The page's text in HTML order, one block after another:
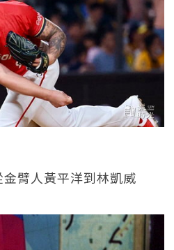
臂人黃平洋到林凱威